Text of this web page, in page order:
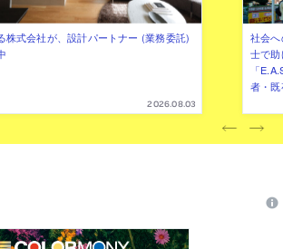
株式会社が、設計パートナー (業務委託)
2026.08.03
社会
士で
「
者・